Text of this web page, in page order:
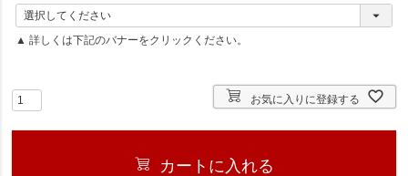
(
必
須
▲ 詳しくは下記のバナーをクリックください。
お気に入りに登録する
カートに入れる